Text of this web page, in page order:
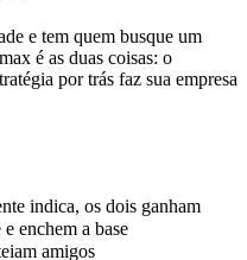
e tem quem busque um
é as duas coisas: o
por trás faz sua empresa
indica, os dois ganham
enchem a base
amigos